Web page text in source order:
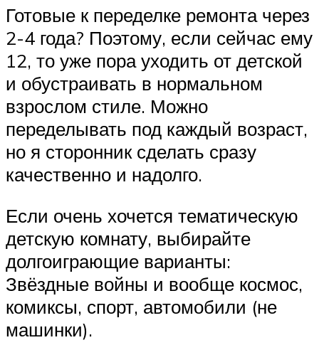
Готовые к переделке ремонта через
2-4 года? Поэтому, если сейчас ему
12, то уже пора уходить от детской
и обустраивать в нормальном
взрослом стиле. Можно
переделывать под каждый возраст,
но я сторонник сделать сразу
качественно и надолго.
Если очень хочется тематическую
детскую комнату, выбирайте
долгоиграющие варианты:
Звёздные войны и вообще космос,
комиксы, спорт, автомобили (не
машинки).